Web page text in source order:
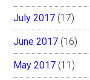
July 2017 (17)
June 2017 (16)
May 2017 (11)